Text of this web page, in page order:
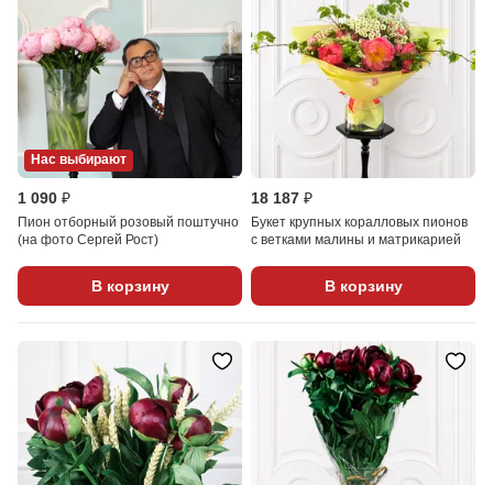
Нас выбирают
1 090 ₽
Пион отборный розовый поштучно
(на фото Сергей Рост)
В корзину
18 187 ₽
Букет крупных коралловых пионов
с ветками малины и матрикарией
В корзину